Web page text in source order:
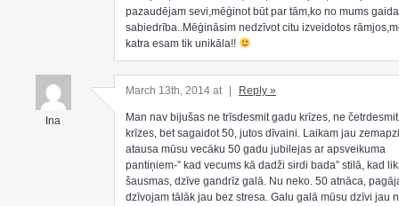
pazaudējam sevi,mēģinot būt par tām,ko no mums gaida
sabiedrība..Mēģināsim nedzīvot citu izveidotos
katra esam tik unikāla!!
Ina
March 13th, 2014 at | Reply »
Man nav bijušas ne trīsdesmit gadu krīzes, ne
krīzes, bet sagaidot 50, jutos dīvaini. Laikam jau
atausa mūsu vecāku 50 gadu jubilejas ar apsveikuma
pantiņiem-” kad vecums kā dadži sirdi bada” stilā, kad
šausmas, dzīve gandrīz galā. Nu neko. 50 atnāca,
dzīvojam tālāk jau bez stresa. Galu galā mūsu dzīvi jau